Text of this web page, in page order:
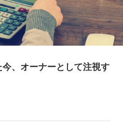
、オーナーとして注視す